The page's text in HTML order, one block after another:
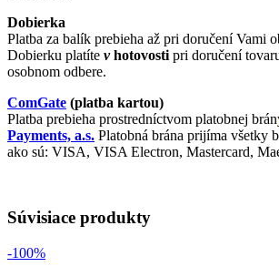
Dobierka
Platba za balík prebieha až pri doručení Vami
Dobierku platíte vhotovosti pri doručení
osobnom odbere.
ComGate (platba kartou)
Platba prebieha prostredníctvom platobnej
Payments, a.s. Platobná brána prijíma všetky
ako sú: VISA, VISA Electron, Mastercard,
Súvisiace produkty
-100%